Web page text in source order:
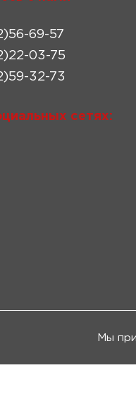
69-57
03-75
32-73
сетях:
Мы